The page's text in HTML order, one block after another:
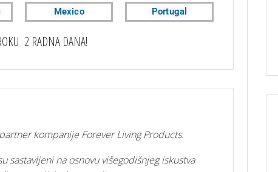
Mexico Portugal
2 RADNA DANA!
kompanije Forever Living Products.
na osnovu višegodišnjeg iskustva